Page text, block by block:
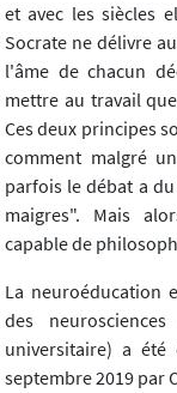
et avec les siècles
Socrate ne délivre
l'âme de chacun
mettre au travail
Ces deux principes
comment malgré
parfois le débat a
maigres". Mais
capable de
La neuroéducation
des
universitaire) a été
septembre 2019 par